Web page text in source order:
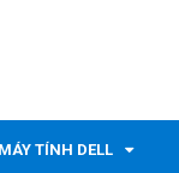
TÍNH DELL